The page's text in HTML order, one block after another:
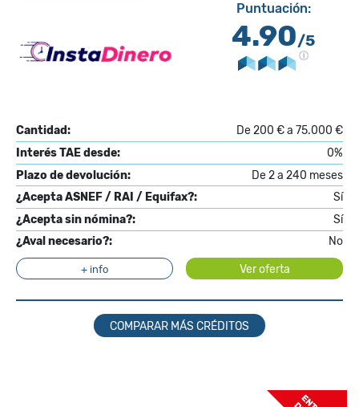
Puntuación:
4.90/5
Cantidad:
De 200 € a 75.000 €
Interés TAE desde:
0%
Plazo de devolución:
De 2 a 240 meses
¿Acepta ASNEF / RAI / Equifax?:
Sí
¿Acepta sin nómina?:
Sí
¿Aval necesario?:
No
+ info Ver oferta
COMPARAR MÁS CRÉDITOS